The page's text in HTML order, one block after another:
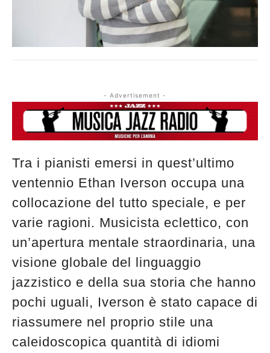
Musica Jazz di luglio 2026 è in
edicola
- Advertisement -
Tra i pianisti emersi in quest’ultimo
ventennio Ethan Iverson occupa una
collocazione del tutto speciale, e per
varie ragioni. Musicista eclettico, con
un’apertura mentale straordinaria, una
visione globale del linguaggio
jazzistico e della sua storia che hanno
pochi uguali, Iverson è stato capace di
riassumere nel proprio stile una
caleidoscopica quantità di idiomi